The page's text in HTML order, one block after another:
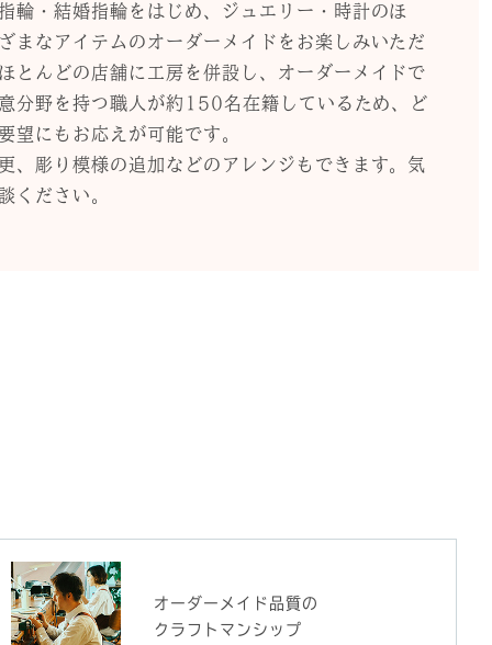
輪・結婚指輪をはじめ、ジュエリー・時計のほ
まなアイテムのオーダーメイドをお楽しみいただ
とんどの店舗に工房を併設し、オーダーメイドで
分野を持つ職人が約150名在籍しているため、ど
望にもお応えが可能です。
、彫り模様の追加などのアレンジもできます。気
ください。
オーダーメイド品質の
クラフトマンシップ